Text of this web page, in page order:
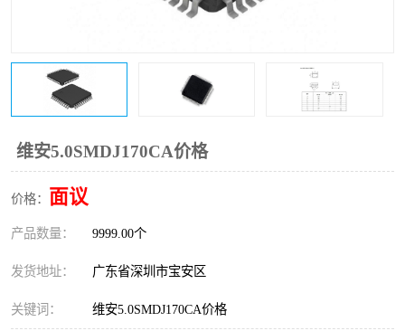
维安5.0SMDJ170CA价格
价格： 面议
产品数量： 9999.00个
发货地址： 广东省深圳市宝安区
关键词： 维安5.0SMDJ170CA价格
FT61F022
FT61F021